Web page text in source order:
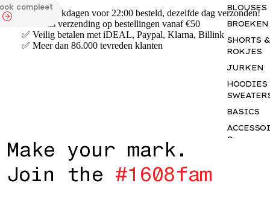
BLOUSES
BROEKEN
SHORTS &
ROKJES
JURKEN
HOODIES
BASICS
S
compleet
✅ Op werkdagen voor 22:00 besteld, dezelfde dag verzonden!
✅ Gratis verzending op bestellingen vanaf €50
✅ Veilig betalen met iDEAL, Paypal, Klarna, Billink
✅ Meer dan 86.000 tevreden klanten
Make your mark.
Join the #1 608fam